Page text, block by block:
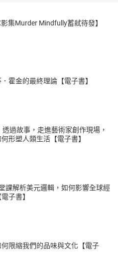
集Murder Mindfully蓄弒待發】
霍金的最終理論【電子書】
過故事，走進藝術家創作現場，
形塑人類生活【電子書】
課解析美元邏輯，如何影響全球經
子書】
限縮我們的品味與文化【電子